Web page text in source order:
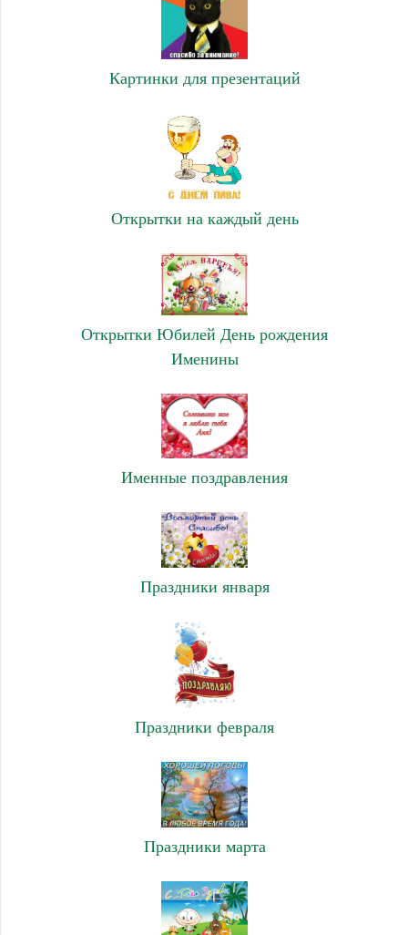
Картинки для презентаций
Открытки на каждый день
Открытки Юбилей День рождения
Именины
Именные поздравления
Праздники января
Праздники февраля
Праздники марта